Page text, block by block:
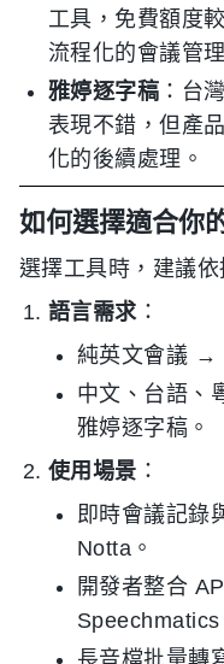
工具，免費額度
流程化的會議管
雅婷逐字稿 ：台
表現不錯，但產
化的後續處理。
如何選擇適合你
選擇工具時，建議依
語言需求：
純英文會議 →
中文、台語、
雅婷逐字稿。
使用場景 ：
即時會議記錄
Notta。
開發者整合
Speechmatics